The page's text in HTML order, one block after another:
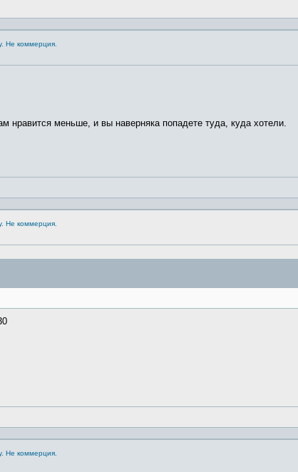
Не коммерция.
нравится меньше, и вы наверняка попадете туда, куда хотели.
Не коммерция.
Не коммерция.